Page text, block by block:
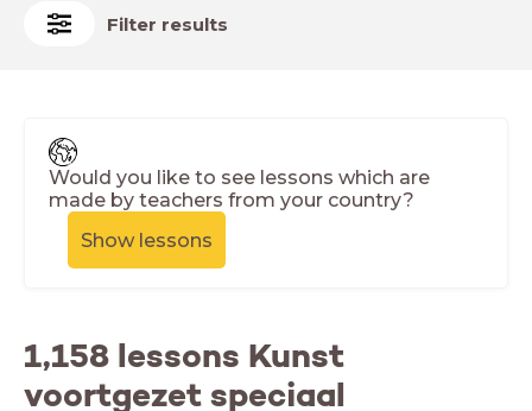
Filter results
Would you like to see lessons which are
made by teachers from your country?
Show lessons
1,158 lessons Kunst
voortgezet speciaal